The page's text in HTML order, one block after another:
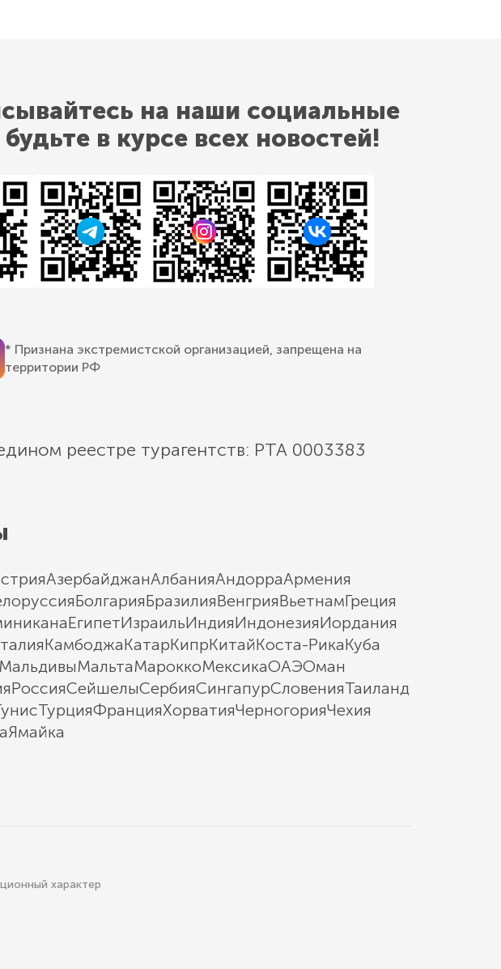
на наши социальные
в курсе всех новостей!
* Признана экстремистской организацией, запрещена на
территории РФ
реестре турагентств: РТА 0003383
АзербайджанАлбанияАндорраАрмения
БолгарияБразилияВенгрияВьетнамГреция
ЕгипетИзраильИндияИндонезияИордания
КамбоджаКатарКипрКитайКоста-РикаКуба
МальдивыМальтаМароккоМексикаОАЭОман
РоссияСейшелыСербияСингапурСловенияТаиланд
ТурцияФранцияХорватияЧерногорияЧехия
Ямайка
характер